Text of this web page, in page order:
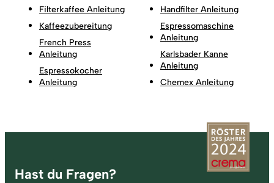
Filterkaffee Anleitung
Kaffeezubereitung
French Press
Anleitung
Espressokocher
Anleitung
Handfilter Anleitung
Espressomaschine
Anleitung
Karlsbader Kanne
Anleitung
Chemex Anleitung
Fußzeile
Hast du Fragen?